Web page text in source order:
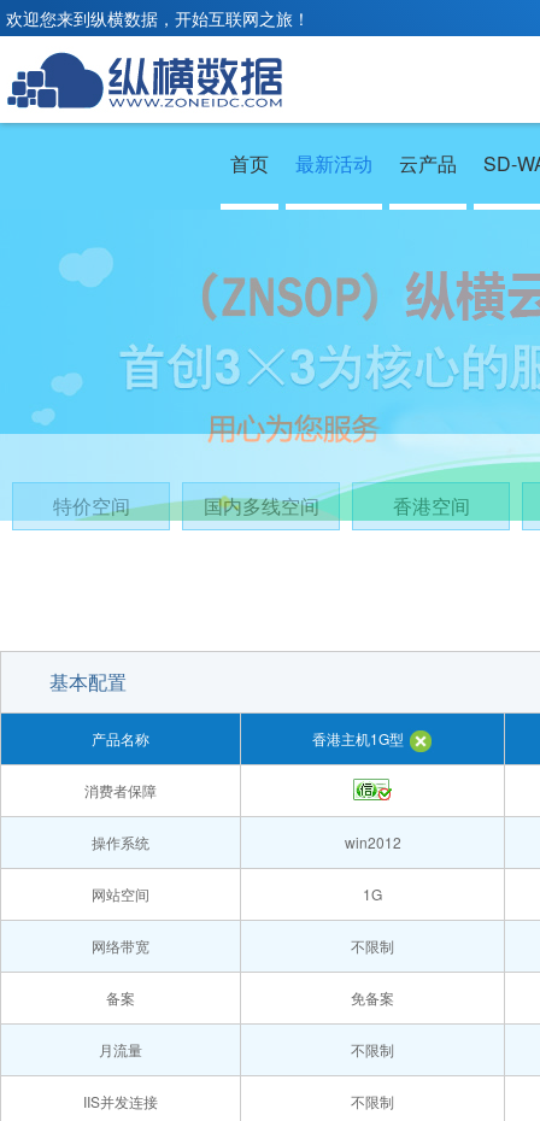
欢迎您来到纵横数据，开始互联网之旅！
首页 最新活动 云产品 SD-
特价空间 国内多线空间 香港空间
基本配置
产品名称
消费者保障
操作系统
网站空间
网络带宽
备案
月流量
IIS并发连接
香港主机1G型
win2012
1G
不限制
免备案
不限制
不限制